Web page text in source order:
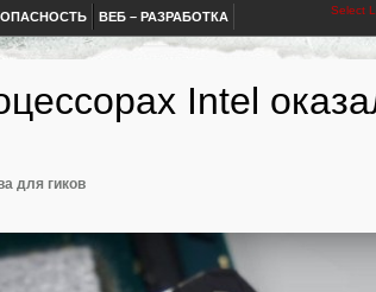
ВЕБ – РАЗРАБОТКА Select
Intel
для гиков